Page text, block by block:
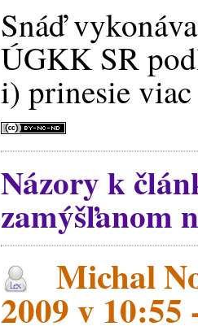
Snáď
ÚGKK SR
i) prinesie
Názory k
zamýšľanom
Michal
2009 v